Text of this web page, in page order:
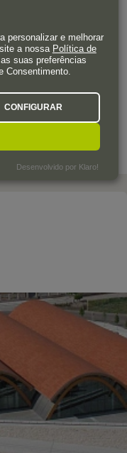
personalizar e melhorar
a nossa Política de
suas preferências
Consentimento.
CONFIGURAR
Desenvolvido por Klaro!